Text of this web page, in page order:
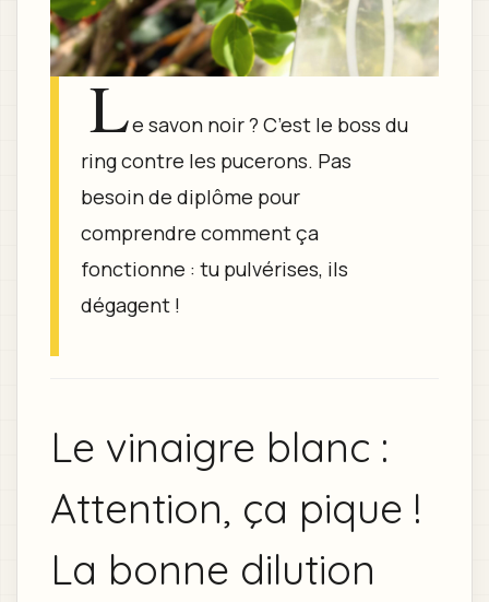
Le savon noir ? C’est le boss du
ring contre les pucerons. Pas
besoin de diplôme pour
comprendre comment ça
fonctionne : tu pulvérises, ils
dégagent !
Le vinaigre blanc :
Attention, ça pique !
La bonne dilution